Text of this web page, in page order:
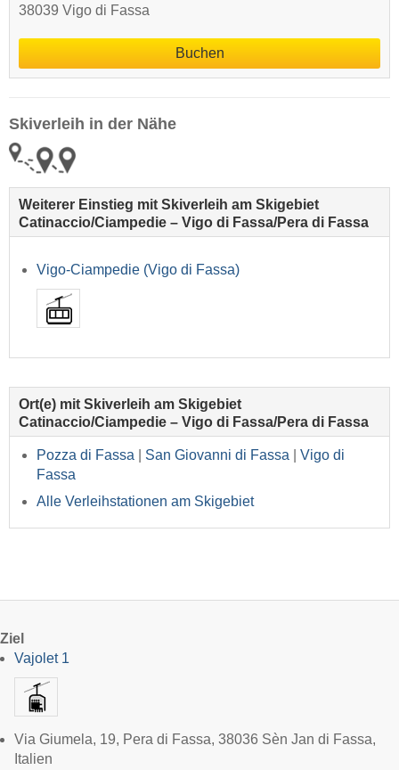
38039 Vigo di Fassa
Buchen
Skiverleih in der Nähe
Weiterer Einstieg mit Skiverleih am Skigebiet
Catinaccio/​Ciampedie – Vigo di Fassa/​Pera di Fassa
Vigo-Ciampedie (Vigo di Fassa)
Ort(e) mit Skiverleih am Skigebiet
Catinaccio/Ciampedie – Vigo di Fassa/Pera di Fassa
Pozza di Fassa San Giovanni di Fassa
Vigo di
Fassa
Alle Verleihstationen am Skigebiet
Ziel
Vajolet 1
Via Giumela, 19, Pera di Fassa, 38036 Sèn Jan di Fassa,
Italien